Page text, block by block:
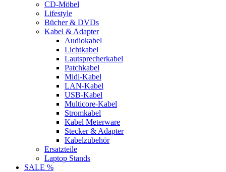
CD-Möbel
Lifestyle
Bücher & DVDs
Kabel & Adapter
Audiokabel
Lichtkabel
Lautsprecherkabel
Patchkabel
Midi-Kabel
LAN-Kabel
USB-Kabel
Multicore-Kabel
Stromkabel
Kabel Meterware
Stecker & Adapter
Kabelzubehör
Ersatzteile
Laptop Stands
SALE %